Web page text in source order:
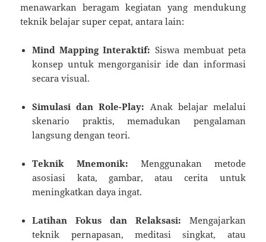
menawarkan beragam kegiatan yang mendukung
teknik belajar super cepat, antara lain:
Mind Mapping Interaktif: Siswa membuat peta
konsep untuk mengorganisir ide dan informasi
secara visual.
Simulasi dan Role-Play: Anak belajar melalui
skenario praktis, memadukan pengalaman
langsung dengan teori.
Teknik Mnemonik: Menggunakan metode
asosiasi kata, gambar, atau cerita untuk
meningkatkan daya ingat.
Latihan Fokus dan Relaksasi: Mengajarkan
teknik pernapasan, meditasi singkat, atau